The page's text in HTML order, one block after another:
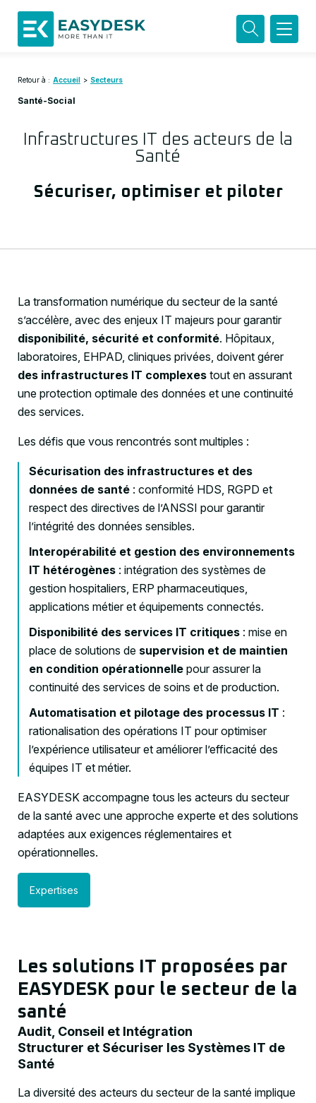
Retour à : Accueil > Secteurs
Santé-Social
Infrastructures IT des acteurs de la
Santé
Sécuriser, optimiser et piloter
La transformation numérique du secteur de la santé
s’accélère, avec des enjeux IT majeurs pour garantir
disponibilité, sécurité et conformité. Hôpitaux,
laboratoires, EHPAD, cliniques privées, doivent gérer
des infrastructures IT complexes tout en assurant
une protection optimale des données et une continuité
des services.
Les défis que vous rencontrés sont multiples :
Sécurisation des infrastructures et des
données de santé : conformité HDS, RGPD et
respect des directives de l’ANSSI pour garantir
l’intégrité des données sensibles.
Interopérabilité et gestion des environnements
IT hétérogènes : intégration des systèmes de
gestion hospitaliers, ERP pharmaceutiques,
applications métier et équipements connectés.
Disponibilité des services IT critiques : mise en
place de solutions de supervision et de maintien
en condition opérationnelle pour assurer la
continuité des services de soins et de production.
Automatisation et pilotage des processus IT :
rationalisation des opérations IT pour optimiser
l’expérience utilisateur et améliorer l’efficacité des
équipes IT et métier.
EASYDESK accompagne tous les acteurs du secteur
de la santé avec une approche experte et des solutions
adaptées aux exigences réglementaires et
opérationnelles.
Expertises
Les solutions IT proposées par
EASYDESK pour le secteur de la
santé
Audit, Conseil et Intégration
Structurer et Sécuriser les Systèmes IT de
Santé
La diversité des acteurs du secteur de la santé implique